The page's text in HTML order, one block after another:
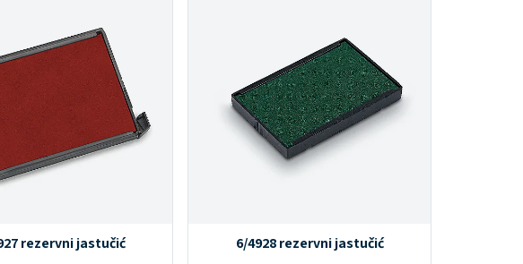
rezervni jastučić 6/4928 rezervni jastučić